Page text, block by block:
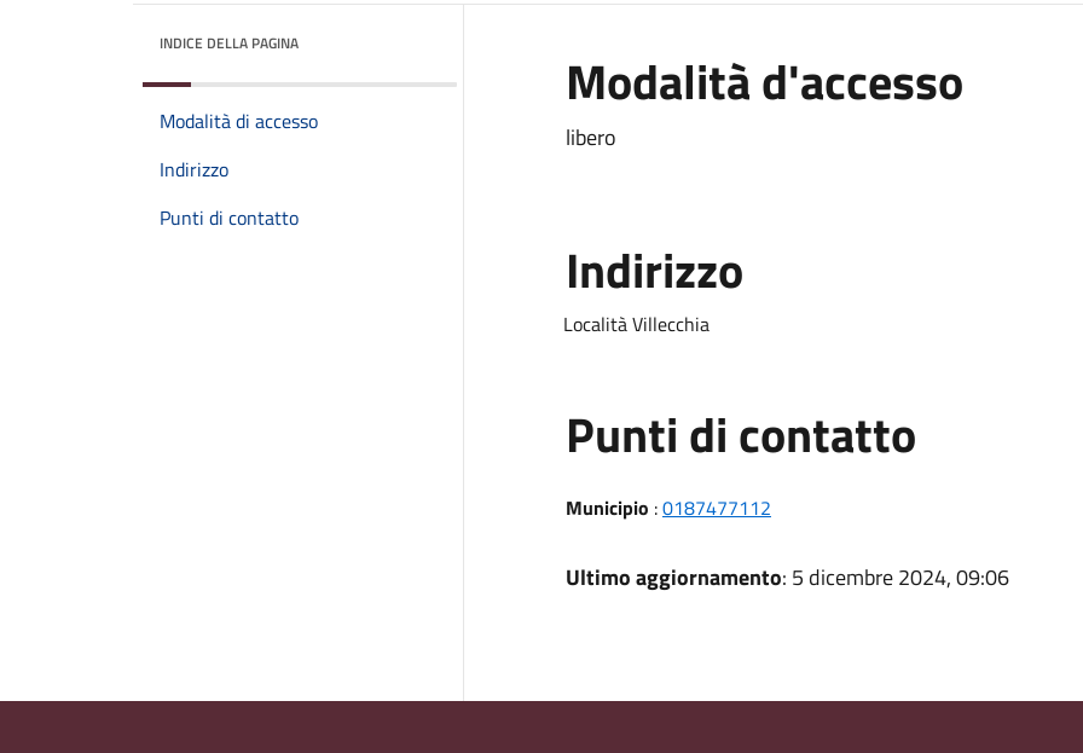
INDICE DELLA PAGINA
Modalità di accesso
Indirizzo
Punti di contatto
Modalità d'accesso
libero
Indirizzo
Località Villecchia
Punti di contatto
Municipio :0187477112
Ultimo aggiornamento: 5 dicembre 2024, 09:06